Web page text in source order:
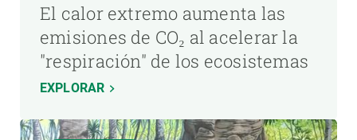
El calor extremo aumenta las
emisiones de CO₂ al acelerar la
"respiración" de los ecosistemas
EXPLORAR